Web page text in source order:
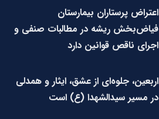
اعتراض پرستاران بیمارستان
فیاض‌بخش ریشه در مطالبات صنفی و
اجرای ناقص قوانین دارد
اربعین، جلوه‌ای از عشق، ایثار و همدلی
در مسیر سیدالشهدا (ع) است